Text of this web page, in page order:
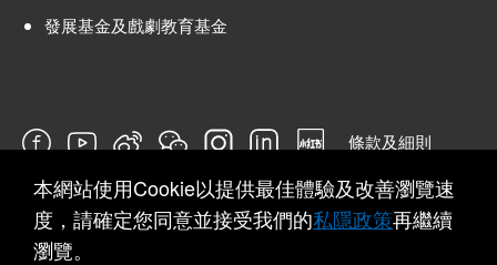
發展基金及戲劇教育基金
條款及細則
問卷
本網站使用Cookie以提供最佳體驗及改善瀏覽速
度，請確定您同意並接受我們的私隱政策再繼續
瀏覽。